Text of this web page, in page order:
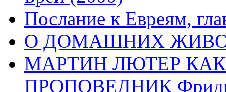
Послание к Евреям,
О ДОМАШНИХ
МАРТИН ЛЮТЕР
ПРОПОВЕДНИК